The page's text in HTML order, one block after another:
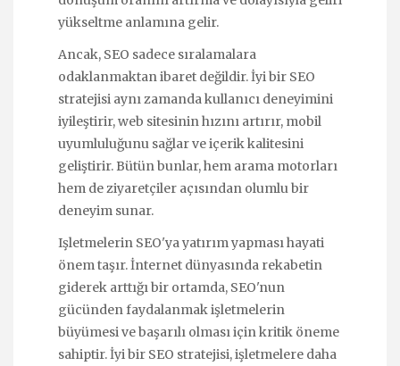
yükseltme anlamına gelir.
Ancak, SEO sadece sıralamalara
odaklanmaktan ibaret değildir. İyi bir SEO
stratejisi aynı zamanda kullanıcı deneyimini
iyileştirir, web sitesinin hızını artırır, mobil
uyumluluğunu sağlar ve içerik kalitesini
geliştirir. Bütün bunlar, hem arama motorları
hem de ziyaretçiler açısından olumlu bir
deneyim sunar.
Işletmelerin SEO'ya yatırım yapması hayati
önem taşır. İnternet dünyasında rekabetin
giderek arttığı bir ortamda, SEO'nun
gücünden faydalanmak işletmelerin
büyümesi ve başarılı olması için kritik öneme
sahiptir. İyi bir SEO stratejisi, işletmelere daha